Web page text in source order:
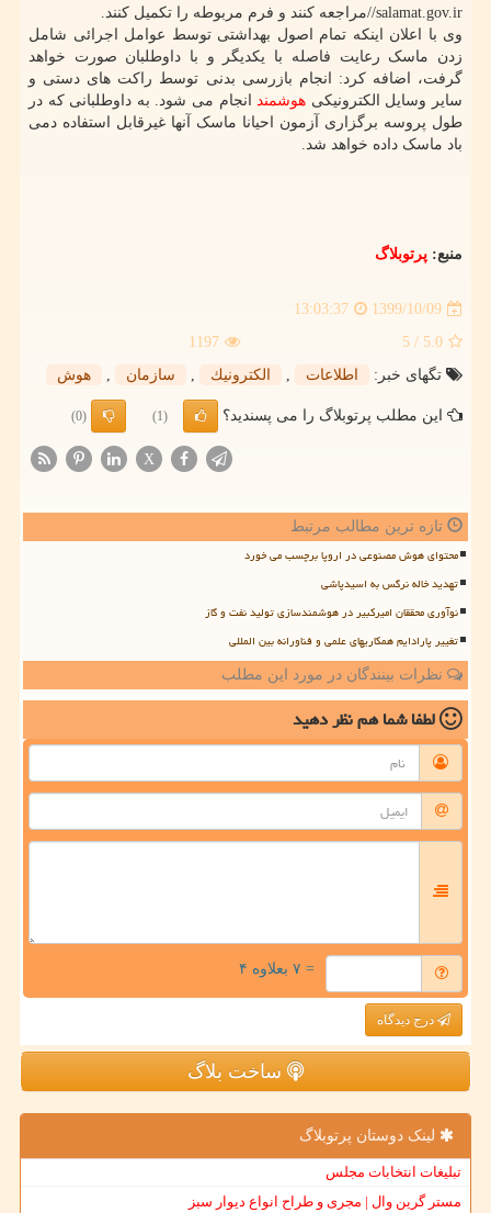
//salamat.gov.irمراجعه کنند و فرم مربوطه را تکمیل کنند.
وی با اعلان اینکه تمام اصول بهداشتی توسط عوامل اجرائی شامل
زدن ماسک رعایت فاصله با یکدیگر و با داوطلبان صورت خواهد
گرفت، اضافه کرد: انجام بازرسی بدنی توسط راکت های دستی و
سایر وسایل الکترونیکی هوشمند انجام می شود. به داوطلبانی که در
طول پروسه برگزاری آزمون احیانا ماسک آنها غیرقابل استفاده دمی
باد ماسک داده خواهد شد.
منبع: پرتوبلاگ
1399/10/09
13:03:37
5.0
/ 5
1197
تگهای خبر:
اطلاعات , الكترونیك , سازمان , هوش
این مطلب پرتوبلاگ را می پسندید؟ (1)
(0)
X
تازه ترین مطالب مرتبط
محتوای هوش مصنوعی در اروپا برچسب می خورد
تهدید خاله نرگس به اسیدپاشی
نوآوری محققان امیرکبیر در هوشمندسازی تولید نفت و گاز
تغییر پارادایم همکاریهای علمی و فناورانه بین المللی
نظرات بینندگان در مورد این مطلب
لطفا شما همنظر دهید
= ۷ بعلاوه ۴
درج دیدگاه
ساخت بلاگ
لینک دوستان پرتوبلاگ
تبلیغات انتخابات مجلس
مستر گرین وال | مجری و طراح انواع دیوار سبز